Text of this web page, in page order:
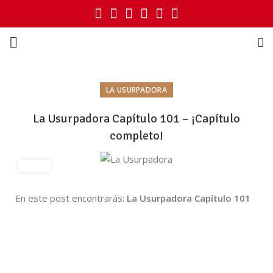
LA USURPADORA
La Usurpadora Capítulo 101 – ¡Capítulo
completo!
En este post encontrarás: La Usurpadora Capítulo 101